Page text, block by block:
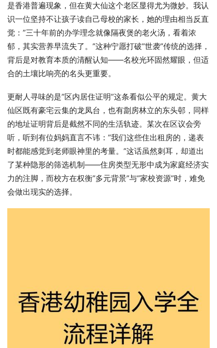
是香港普遍现象，但在黄大仙这个老区显得尤为微妙。我认
识一位坚持不让孩子读自己母校的家长，她的理由相当反直
觉：”三十年前的办学理念就像隔夜煲的老火汤，看着浓
郁，其实营养早流失了。”这种宁愿打破”世袭”传统的选择，
背后是对教育本质的清醒认知——名校光环固然耀眼，但适
合的土壤比响亮的名头更重要。
更耐人寻味的是”区内居住证明”这条看似公平的规定。黄大
仙区既有豪宅云集的龙凤台，也有劏房林立的东头邨，同样
的地址证明背后是截然不同的生活轨迹。某次在区议会旁
听，听到有位妈妈直言不讳：”我们这些住出租房的，递表
时都能感觉到老师眼神里的考量。”这话虽然刺耳，却道出
了某种隐形的筛选机制——住房类型无形中成为家庭经济实
力的注脚，而校方在权衡”多元背景”与”家校资源”时，难免
会做出现实的选择。